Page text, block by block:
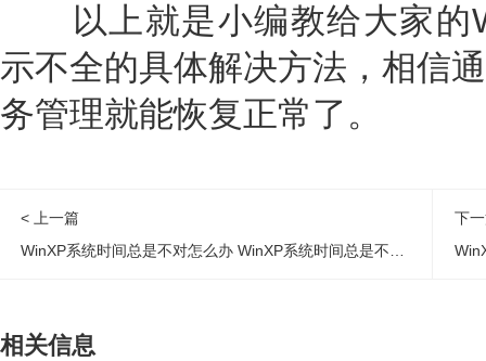
以上就是小编教给大家的
示不全的具体解决方法，相信
务管理就能恢复正常了。
< 上一篇
下
相关信息